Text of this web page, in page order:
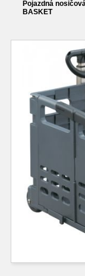
Pojazdná
BASKET